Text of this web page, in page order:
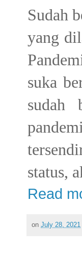
Sudah
yang
suka
sudah
status,
Read
on July 28, 2021